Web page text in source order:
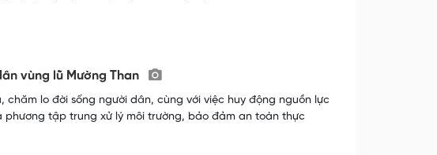
vùng lũ Mường Than
lo đời sống người dân, cùng với việc huy động nguồn lực
tập trung xử lý môi trường, bảo đảm an toàn thực